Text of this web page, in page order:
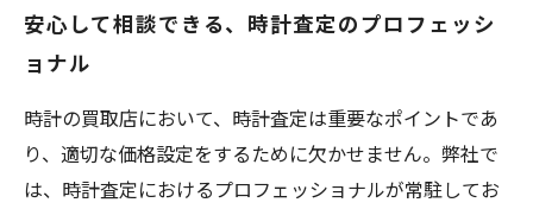
安心して相談できる、時計査定のプロフェッシ
ョナル
時計の買取店において、時計査定は重要なポイントであ
り、適切な価格設定をするために欠かせません。弊社で
は、時計査定におけるプロフェッショナルが常駐してお